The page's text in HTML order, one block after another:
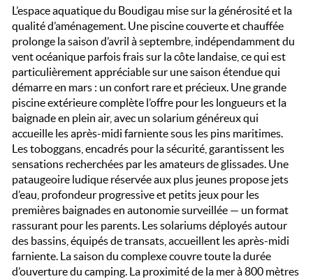
L’espace aquatique du Boudigau mise sur la générosité et la
qualité d’aménagement. Une piscine couverte et chauffée
prolonge la saison d’avril à septembre, indépendamment du
vent océanique parfois frais sur la côte landaise, ce qui est
particulièrement appréciable sur une saison étendue qui
démarre en mars : un confort rare et précieux. Une grande
piscine extérieure complète l’offre pour les longueurs et la
baignade en plein air, avec un solarium généreux qui
accueille les après-midi farniente sous les pins maritimes.
Les toboggans, encadrés pour la sécurité, garantissent les
sensations recherchées par les amateurs de glissades. Une
pataugeoire ludique réservée aux plus jeunes propose jets
d’eau, profondeur progressive et petits jeux pour les
premières baignades en autonomie surveillée — un format
rassurant pour les parents. Les solariums déployés autour
des bassins, équipés de transats, accueillent les après-midi
farniente. La saison du complexe couvre toute la durée
d’ouverture du camping. La proximité de la mer à 800 mètres